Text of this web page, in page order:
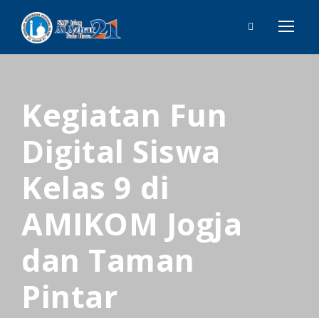
Kegiatan Fun
Digital Siswa
Kelas 9 di
AMIKOM Jogja
dan Taman
Pintar